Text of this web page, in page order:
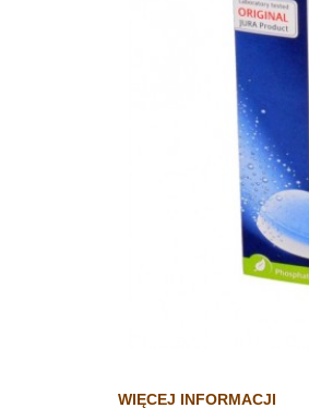
WIĘCEJ INFORMACJI